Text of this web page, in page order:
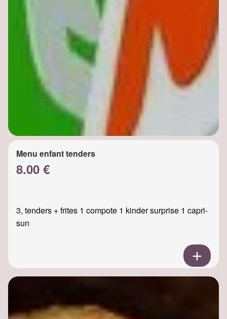
Menu enfant tenders
8.00 €
3, tenders + frites 1 compote 1 kinder surprise 1 capri-
sun